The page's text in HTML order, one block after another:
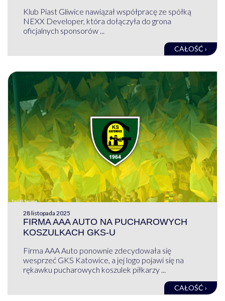
Klub Piast Gliwice nawiązał współpracę ze spółką
NEXX Developer, która dołączyła do grona
oficjalnych sponsorów ...
CAŁOŚĆ ›
28 listopada 2025
FIRMA AAA AUTO NA PUCHAROWYCH
KOSZULKACH GKS-U
Firma AAA Auto ponownie zdecydowała się
wesprzeć GKS Katowice, a jej logo pojawi się na
rękawku pucharowych koszulek piłkarzy ...
CAŁOŚĆ ›